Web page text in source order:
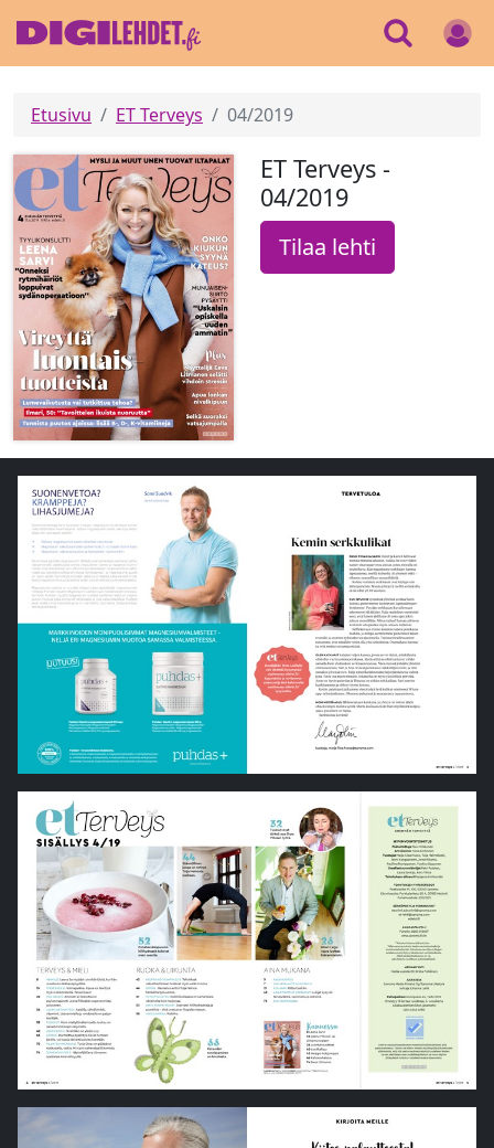
Etusivu ET Terveys 04/2019
ET Terveys -
04/2019
Tilaa lehti